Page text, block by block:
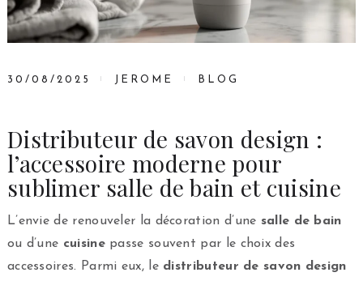
30/08/2025 JEROME BLOG
Distributeur de savon design :
l’accessoire moderne pour
sublimer salle de bain et cuisine
L’envie de renouveler la décoration d’une salle de bain
ou d’une cuisinepasse souvent par le choix des
accessoires. Parmi eux, le distributeur de savon design